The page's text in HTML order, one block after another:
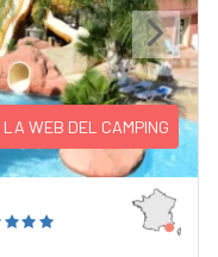
Next
LA WEB DEL CAMPING